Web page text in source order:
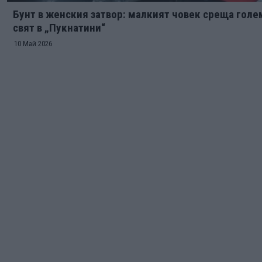
Бунт в женския затвор: малкият човек среща
свят в „Пукнатини“
10 Май 2026